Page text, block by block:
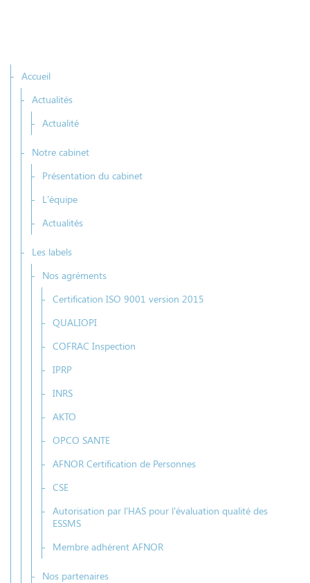
Accueil
Actualités
Actualité
Notre cabinet
Présentation du cabinet
L'équipe
Actualités
Les labels
Nos agréments
Certification ISO 9001 version 2015
QUALIOPI
COFRAC Inspection
IPRP
INRS
AKTO
OPCO SANTE
AFNOR Certification de Personnes
CSE
Autorisation par l'HAS pour l'évaluation qualité des
ESSMS
Membre adhérent AFNOR
Nos partenaires